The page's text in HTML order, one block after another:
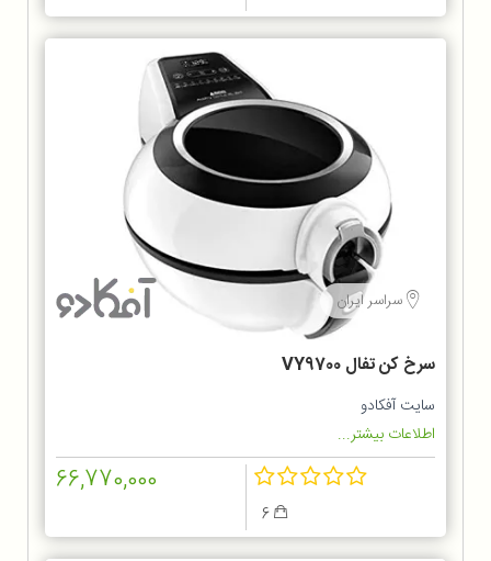
سراسر ایران
سرخ کن تفال VY9700
سایت آفکادو
اطلاعات بیشتر...
66,770,000